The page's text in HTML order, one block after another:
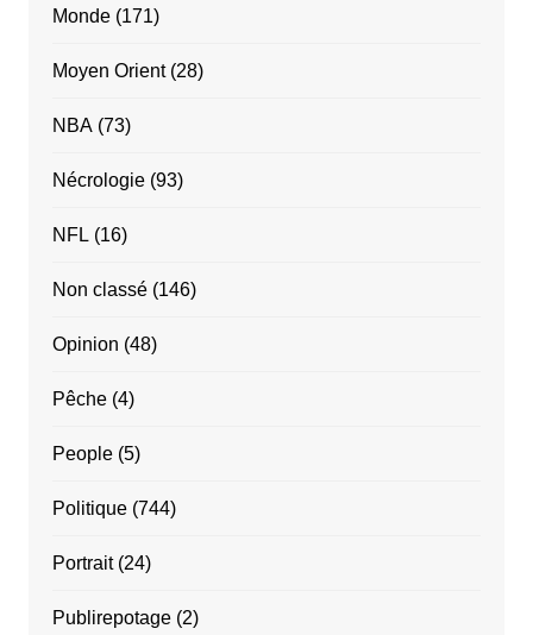
Monde(171)
Moyen Orient(28)
NBA(73)
Nécrologie(93)
NFL (16)
Non classé(146)
Opinion (48)
Pêche(4)
People(5)
Politique(744)
Portrait(24)
Publirepotage(2)